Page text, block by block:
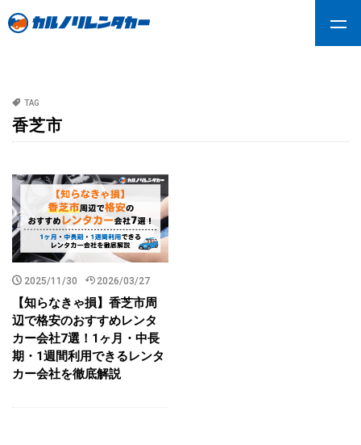
TAG
香芝市
2025/11/30 2026/03/27
【知らなきゃ損】香芝市周
辺で格安のおすすめレンタ
カー会社7選！1ヶ月・中長
期・1週間利用できるレンタ
カー会社を徹底解説